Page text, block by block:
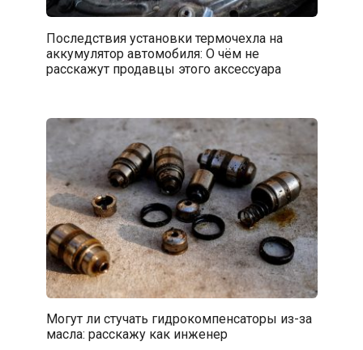
Последствия установки термочехла на
аккумулятор автомобиля: О чём не
расскажут продавцы этого аксессуара
Могут ли стучать гидрокомпенсаторы из-за
масла: расскажу как инженер